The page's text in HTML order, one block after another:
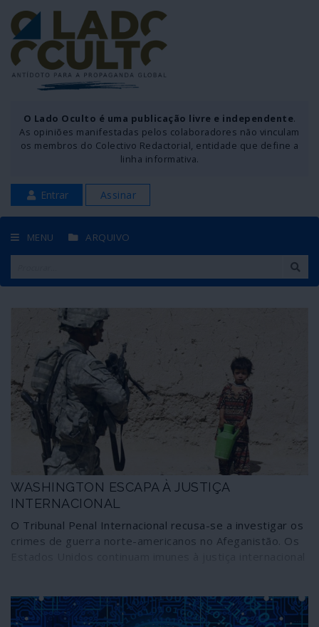
O Lado Oculto é uma publicação livre e independente.
As opiniões manifestadas pelos colaboradores não vinculam
os membros do Colectivo Redactorial, entidade que define a
linha informativa.
Entrar Assinar
MENU ARQUIVO
WASHINGTON ESCAPA À JUSTIÇA
INTERNACIONAL
O Tribunal Penal Internacional recusa-se a investigar os
crimes de guerra norte-americanos no Afeganistão. Os